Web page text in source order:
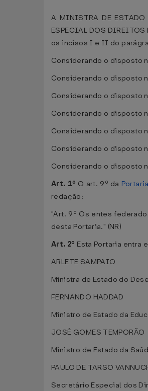
A MINISTRA DE ESTADO
ESPECIAL DOS
os incisos I e II do
Considerando o disposto
Considerando o disposto
Considerando o disposto
Considerando o disposto
Considerando o disposto
Considerando o disposto
Considerando o disposto
Art. 1º O art. 9º da
redação:
"Art. 9º Os entes
desta Portaria." (NR)
Art. 2º Esta Portaria entra
ARLETE SAMPAIO
Ministra de Estado do
FERNANDO HADDAD
Ministro de Estado da
JOSÉ GOMES TEMPORÃO
Ministro de Estado da
PAULO DE TARSO
Secretário Especial dos